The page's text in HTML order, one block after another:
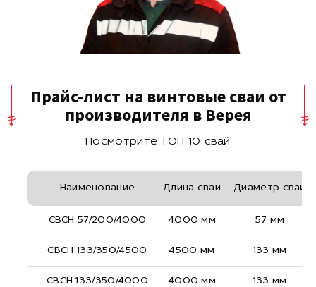
Прайс-лист на винтовые сваи от
производителя в Верея
Посмотрите ТОП 10 свай
Наименование Длина сваи Диаметр сваи
СВСН 57/200/4000 4000 мм 57 мм
СВСН 133/350/4500 4500 мм 133 мм
СВСН 133/350/4000 4000 мм 133 мм